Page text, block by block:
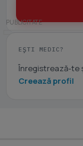
EȘTI MEDIC?
Înregistrează-te
Creează profil